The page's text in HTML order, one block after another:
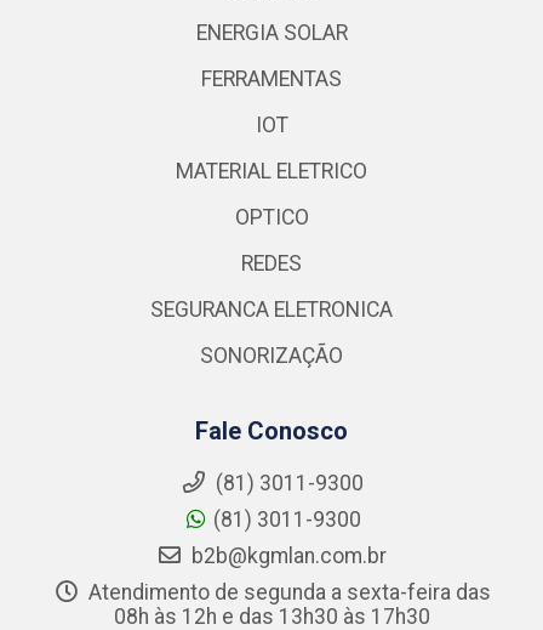
ENERGIA SOLAR
FERRAMENTAS
IOT
MATERIAL ELETRICO
OPTICO
REDES
SEGURANCA ELETRONICA
SONORIZAÇÃO
Fale Conosco
(81) 3011-9300
(81) 3011-9300
b2b@kgmlan.com.br
Atendimento de segunda a sexta-feira das
08h às 12h e das 13h30 às 17h30